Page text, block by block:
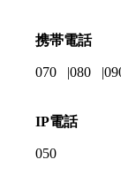
携帯電話
070 080
IP電話
050